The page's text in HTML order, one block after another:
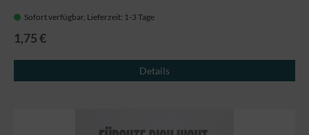
Sofort verfügbar, Lieferzeit: 1-3 Tage
1,75 €
Details